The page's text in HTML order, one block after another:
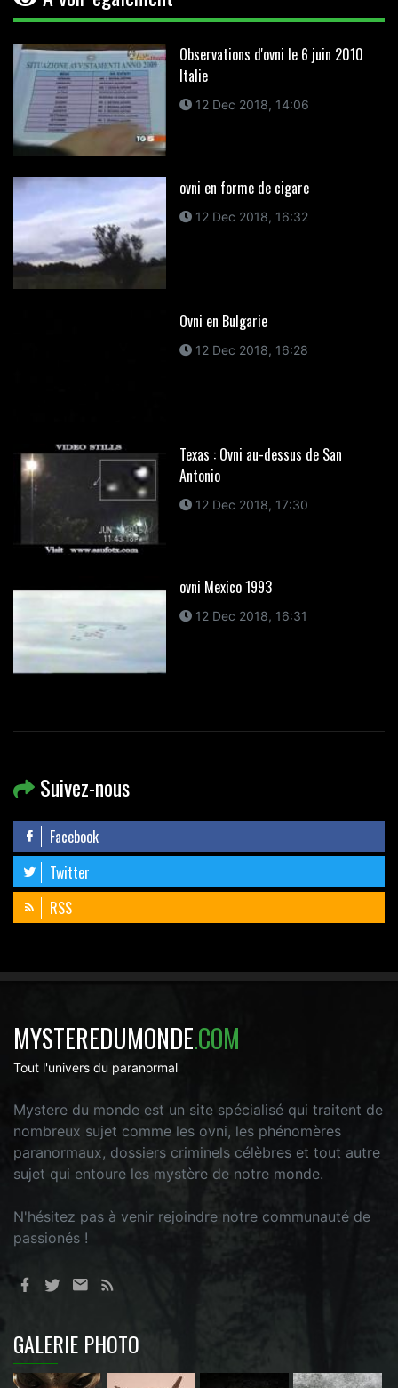
Observations d'ovni le 6 juin 2010
Italie
12 Dec 2018, 14:06
ovni en forme de cigare
12 Dec 2018, 16:32
Ovni en Bulgarie
12 Dec 2018, 16:28
Texas : Ovni au-dessus de San
Antonio
12 Dec 2018, 17:30
ovni Mexico 1993
12 Dec 2018, 16:31
Suivez-nous
Facebook
Twitter
RSS
MYSTEREDUMONDE.COM
Tout l'univers du paranormal
Mystere du monde est un site spécialisé qui traitent de
nombreux sujet comme les ovni, les phénomères
paranormaux, dossiers criminels célèbres et tout autre
sujet qui entoure les mystère de notre monde.
N'hésitez pas à venir rejoindre notre communauté de
passionés !
GALERIE PHOTO